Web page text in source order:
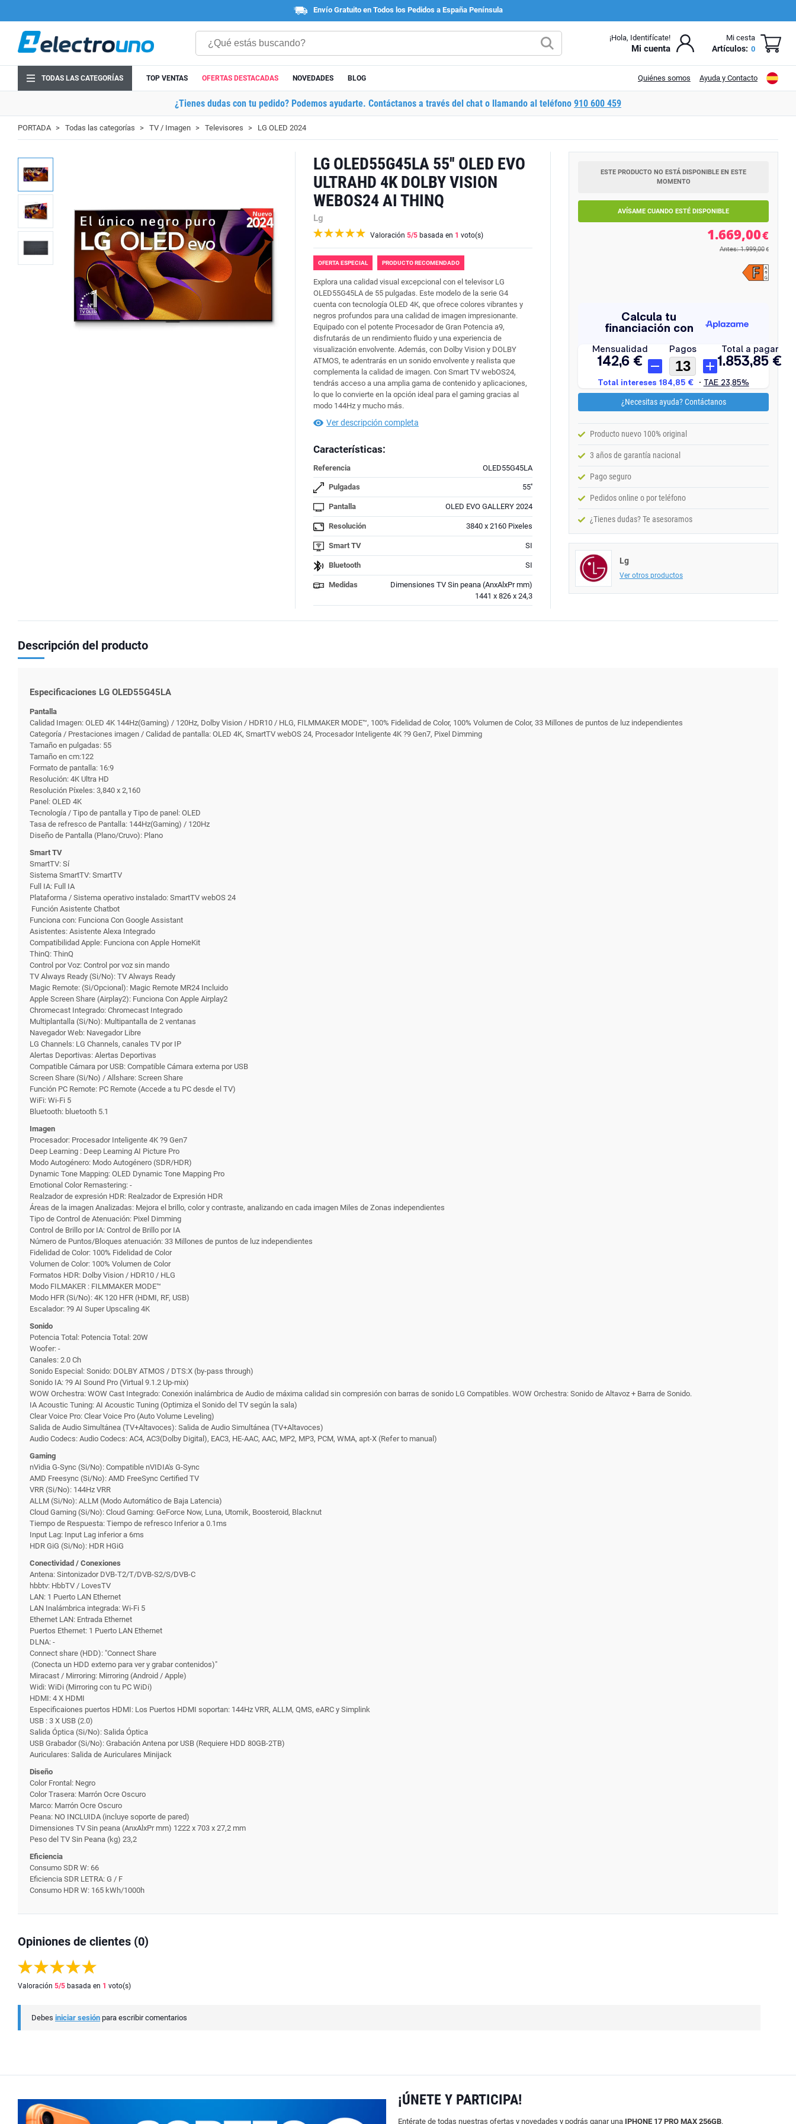
Envío Gratuito en Todos los Pedidos a España Península
¡Hola, Identifícate!
Mi cuenta
Mi cesta
Artículos: 0
TODAS LAS CATEGORÍAS TOP VENTAS OFERTAS DESTACADAS NOVEDADES BLOG Quiénes somos Ayuda y Contacto
¿Tienes dudas con tu pedido? Podemos ayudarte. Contáctanos a través del chat o llamando al teléfono 910 600 459
PORTADA Todas las categorías TV / Imagen Televisores LG OLED 2024
LG OLED55G45LA 55'' OLED EVO
ULTRAHD 4K DOLBY VISION
WEBOS24 AI THINQ
Lg
Valoración 5/5 basada en 1 voto(s)
OFERTA ESPECIAL PRODUCTO RECOMENDADO
Explora una calidad visual excepcional con el televisor LG
OLED55G45LA de 55 pulgadas. Este modelo de la serie G4
cuenta con tecnología OLED 4K, que ofrece colores vibrantes y
negros profundos para una calidad de imagen impresionante.
Equipado con el potente Procesador de Gran Potencia a9,
disfrutarás de un rendimiento fluido y una experiencia de
visualización envolvente. Además, con Dolby Vision y DOLBY
ATMOS, te adentrarás en un sonido envolvente y realista que
complementa la calidad de imagen. Con Smart TV webOS24,
tendrás acceso a una amplia gama de contenido y aplicaciones,
lo que lo convierte en la opción ideal para el gaming gracias al
modo 144Hz y mucho más.
Ver descripción completa
Características:
Referencia OLED55G45LA
Pulgadas 55''
Pantalla OLED EVO GALLERY 2024
Resolución 3840 x 2160 Pixeles
Smart TV SI
Bluetooth SI
Medidas
Dimensiones TV Sin peana (AnxAlxPr mm)
1441 x 826 x 24,3
ESTE PRODUCTO NO ESTÁ DISPONIBLE EN ESTE
MOMENTO
AVÍSAME CUANDO ESTÉ DISPONIBLE
1.669,00€
Antes: 1.999,00 €
¿Necesitas ayuda? Contáctanos
Producto nuevo 100% original
3 años de garantía nacional
Pago seguro
Pedidos online o por teléfono
¿Tienes dudas? Te asesoramos
Lg
Ver otros productos
Descripción del producto
Especificaciones LG OLED55G45LA
Pantalla
Calidad Imagen: OLED 4K 144Hz(Gaming) / 120Hz, Dolby Vision / HDR10 / HLG, FILMMAKER MODE™, 100% Fidelidad de Color, 100% Volumen de Color, 33 Millones de puntos de luz independientes
Categoría / Prestaciones imagen / Calidad de pantalla: OLED 4K, SmartTV webOS 24, Procesador Inteligente 4K ?9 Gen7, Pixel Dimming
Tamaño en pulgadas: 55
Tamaño en cm:122
Formato de pantalla: 16:9
Resolución: 4K Ultra HD
Resolución Píxeles: 3,840 x 2,160
Panel: OLED 4K
Tecnología / Tipo de pantalla y Tipo de panel: OLED
Tasa de refresco de Pantalla: 144Hz(Gaming) / 120Hz
Diseño de Pantalla (Plano/Cruvo): Plano
Smart TV
SmartTV: Sí
Sistema SmartTV: SmartTV
Full IA: Full IA
Plataforma / Sistema operativo instalado: SmartTV webOS 24
Función Asistente Chatbot
Funciona con: Funciona Con Google Assistant
Asistentes: Asistente Alexa Integrado
Compatibilidad Apple: Funciona con Apple HomeKit
ThinQ: ThinQ
Control por Voz: Control por voz sin mando
TV Always Ready (Si/No): TV Always Ready
Magic Remote: (Si/Opcional): Magic Remote MR24 Incluido
Apple Screen Share (Airplay2): Funciona Con Apple Airplay2
Chromecast Integrado: Chromecast Integrado
Multiplantalla (Si/No): Multipantalla de 2 ventanas
Navegador Web: Navegador Libre
LG Channels: LG Channels, canales TV por IP
Alertas Deportivas: Alertas Deportivas
Compatible Cámara por USB: Compatible Cámara externa por USB
Screen Share (Si/No) / Allshare: Screen Share
Función PC Remote: PC Remote (Accede a tu PC desde el TV)
WiFi: Wi-Fi 5
Bluetooth: bluetooth 5.1
Imagen
Procesador: Procesador Inteligente 4K ?9 Gen7
Deep Learning : Deep Learning AI Picture Pro
Modo Autogénero: Modo Autogénero (SDR/HDR)
Dynamic Tone Mapping: OLED Dynamic Tone Mapping Pro
Emotional Color Remastering: -
Realzador de expresión HDR: Realzador de Expresión HDR
Áreas de la imagen Analizadas: Mejora el brillo, color y contraste, analizando en cada imagen Miles de Zonas independientes
Tipo de Control de Atenuación: Pixel Dimming
Control de Brillo por IA: Control de Brillo por IA
Número de Puntos/Bloques atenuación: 33 Millones de puntos de luz independientes
Fidelidad de Color: 100% Fidelidad de Color
Volumen de Color: 100% Volumen de Color
Formatos HDR: Dolby Vision / HDR10 / HLG
Modo FILMAKER : FILMMAKER MODE™
Modo HFR (Si/No): 4K 120 HFR (HDMI, RF, USB)
Escalador: ?9 AI Super Upscaling 4K
Sonido
Potencia Total: Potencia Total: 20W
Woofer: -
Canales: 2.0 Ch
Sonido Especial: Sonido: DOLBY ATMOS / DTS:X (by-pass through)
Sonido IA: ?9 AI Sound Pro (Virtual 9.1.2 Up-mix)
WOW Orchestra: WOW Cast Integrado: Conexión inalámbrica de Audio de máxima calidad sin compresión con barras de sonido LG Compatibles. WOW Orchestra: Sonido de Altavoz + Barra de Sonido.
IA Acoustic Tuning: AI Acoustic Tuning (Optimiza el Sonido del TV según la sala)
Clear Voice Pro: Clear Voice Pro (Auto Volume Leveling)
Salida de Audio Simultánea (TV+Altavoces): Salida de Audio Simultánea (TV+Altavoces)
Audio Codecs: Audio Codecs: AC4, AC3(Dolby Digital), EAC3, HE-AAC, AAC, MP2, MP3, PCM, WMA, apt-X (Refer to manual)
Gaming
nVidia G-Sync (Si/No): Compatible nVIDIA's G-Sync
AMD Freesync (Si/No): AMD FreeSync Certified TV
VRR (Si/No): 144Hz VRR
ALLM (Si/No): ALLM (Modo Automático de Baja Latencia)
Cloud Gaming (Si/No): Cloud Gaming: GeForce Now, Luna, Utomik, Boosteroid, Blacknut
Tiempo de Respuesta: Tiempo de refresco Inferior a 0.1ms
Input Lag: Input Lag inferior a 6ms
HDR GiG (Si/No): HDR HGiG
Conectividad / Conexiones
Antena: Sintonizador DVB-T2/T/DVB-S2/S/DVB-C
hbbtv: HbbTV / LovesTV
LAN: 1 Puerto LAN Ethernet
LAN Inalámbrica integrada: Wi-Fi 5
Ethernet LAN: Entrada Ethernet
Puertos Ethernet: 1 Puerto LAN Ethernet
DLNA: -
Connect share (HDD): "Connect Share
(Conecta un HDD externo para ver y grabar contenidos)"
Miracast / Mirroring: Mirroring (Android / Apple)
Widi: WiDi (Mirroring con tu PC WiDi)
HDMI: 4 X HDMI
Especificaiones puertos HDMI: Los Puertos HDMI soportan: 144Hz VRR, ALLM, QMS, eARC y Simplink
USB : 3 X USB (2.0)
Salida Óptica (Si/No): Salida Óptica
USB Grabador (Si/No): Grabación Antena por USB (Requiere HDD 80GB-2TB)
Auriculares: Salida de Auriculares Minijack
Diseño
Color Frontal: Negro
Color Trasera: Marrón Ocre Oscuro
Marco: Marrón Ocre Oscuro
Peana: NO INCLUIDA (incluye soporte de pared)
Dimensiones TV Sin peana (AnxAlxPr mm) 1222 x 703 x 27,2 mm
Peso del TV Sin Peana (kg) 23,2
Eficiencia
Consumo SDR W: 66
Eficiencia SDR LETRA: G / F
Consumo HDR W: 165 kWh/1000h
Opiniones de clientes (0)
Valoración 5/5 basada en 1 voto(s)
Debes iniciar sesión para escribir comentarios
¡ÚNETE Y PARTICIPA!
Entérate de todas nuestras ofertas y novedades y podrás ganar una IPHONE 17 PRO MAX 256GB.